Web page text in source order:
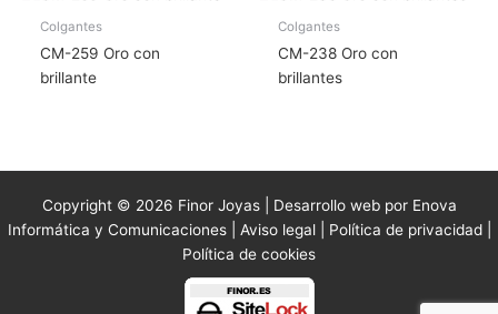
Colgantes
CM-259 Oro con
brillante
Colgantes
CM-238 Oro con
brillantes
Copyright © 2026 Finor Joyas | Desarrollo web por Enova
Informática y Comunicaciones | Aviso legal| Política de privacidad|
Política de cookies